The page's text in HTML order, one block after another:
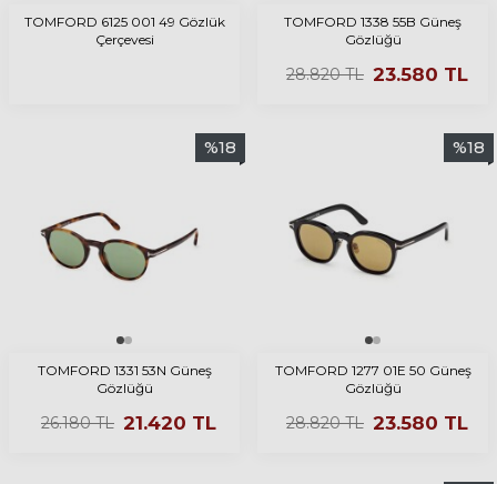
TOMFORD 6125 001 49 Gözlük
Çerçevesi
TOMFORD 1338 55B Güneş
Gözlüğü
28.820TL 23.580 TL
%18
TOMFORD 1331 53N Güneş
Gözlüğü
26.180TL 21.420 TL
%18
TOMFORD 1277 01E 50 Güneş
Gözlüğü
28.820TL 23.580 TL